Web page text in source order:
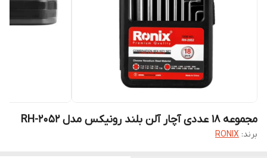
مجموعه ۱۸ عددی آچار آلن بلند رونیکس مدل RH-2052
برند: RONIX